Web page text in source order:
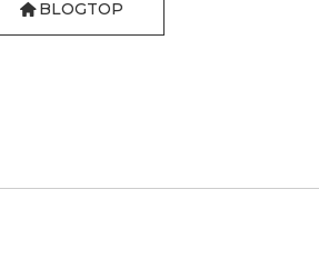
BLOGTOP